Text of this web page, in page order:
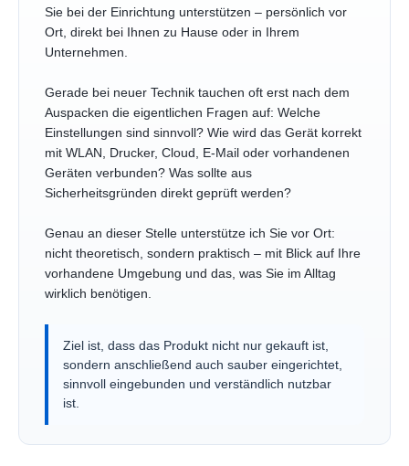
Sie bei der Einrichtung unterstützen – persönlich vor
Ort, direkt bei Ihnen zu Hause oder in Ihrem
Unternehmen.
Gerade bei neuer Technik tauchen oft erst nach dem
Auspacken die eigentlichen Fragen auf: Welche
Einstellungen sind sinnvoll? Wie wird das Gerät korrekt
mit WLAN, Drucker, Cloud, E-Mail oder vorhandenen
Geräten verbunden? Was sollte aus
Sicherheitsgründen direkt geprüft werden?
Genau an dieser Stelle unterstütze ich Sie vor Ort:
nicht theoretisch, sondern praktisch – mit Blick auf Ihre
vorhandene Umgebung und das, was Sie im Alltag
wirklich benötigen.
Ziel ist, dass das Produkt nicht nur gekauft ist,
sondern anschließend auch sauber eingerichtet,
sinnvoll eingebunden und verständlich nutzbar
ist.